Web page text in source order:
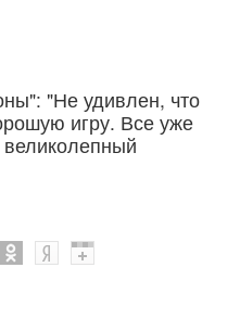
"Не удивлен, что
игру. Все уже